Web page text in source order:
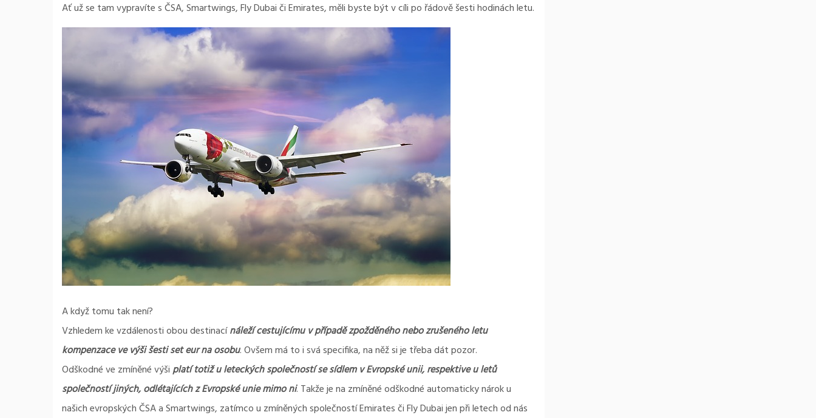
Ať už se tam vypravíte s ČSA, Smartwings, Fly Dubai či Emirates, měli byste být v cíli po řádově šesti hodinách letu.
A když tomu tak není?
Vzhledem ke vzdálenosti obou destinacínáleží cestujícímu v případě zpožděného nebo zrušeného letu
kompenzace ve výši šesti set eur na osobu. Ovšem má to i svá specifika, na něž si je třeba dát pozor.
Odškodné ve zmíněné výšiplatí totiž u leteckých společností se sídlem v Evropské unii, respektive u letů
společností jiných, odlétajících z Evropské unie mimo ni. Takže je na zmíněné odškodné automaticky nárok u
našich evropských ČSA a Smartwings, zatímco u zmíněných společností Emirates či Fly Dubai jen při letech od nás